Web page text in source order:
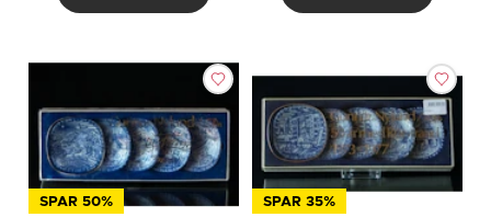
SPAR 50% SPAR 35%